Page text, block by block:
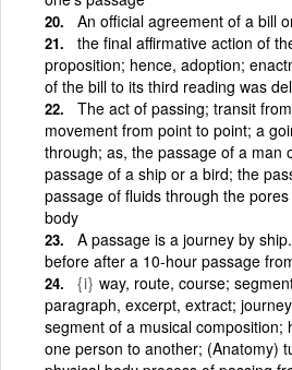
An official agreement of a bill
the final affirmative action of
proposition; hence, adoption;
of the bill to its third reading was
The act of passing; transit
movement from point to point; a
through; as, the passage of a man
passage of a ship or a bird; the
passage of fluids through the
body
A passage is a journey by
before after a 10-hour passage
{i} way, route, course;
paragraph, excerpt, extract;
segment of a musical composition;
one person to another; (Anatomy)